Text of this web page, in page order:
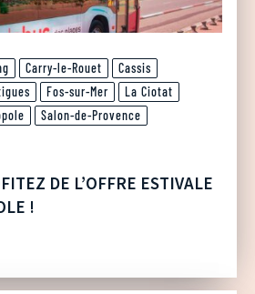
Carry-le-Rouet
Cassis
Fos-sur-Mer
La Ciotat
Salon-de-Provence
DE L’OFFRE ESTIVALE
!